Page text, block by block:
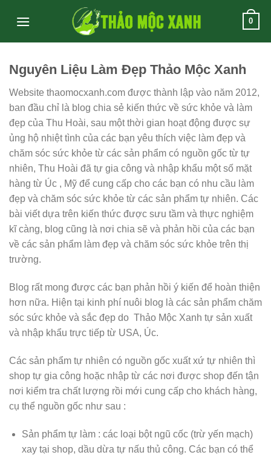
0
Nguyên Liệu Làm Đẹp Thảo Mộc Xanh
Website thaomocxanh.com được thành lập vào năm 2012,
ban đầu chỉ là blog chia sẻ kiến thức về sức khỏe và làm
đẹp của Thu Hoài, sau một thời gian hoạt động được sự
ủng hộ nhiệt tình của các bạn yêu thích việc làm đẹp và
chăm sóc sức khỏe từ các sản phẩm có nguồn gốc từ tự
nhiên, Thu Hoài đã tự gia công và nhập khẩu một số mặt
hàng từ Úc , Mỹ để cung cấp cho các bạn có nhu cầu làm
đẹp và chăm sóc sức khỏe từ các sản phẩm tự nhiên. Các
bài viết dựa trên kiến thức được sưu tầm và thực nghiệm
kĩ càng, blog cũng là nơi chia sẽ và phản hồi của các bạn
về các sản phẩm làm đẹp và chăm sóc sức khỏe trên thị
trường.
Blog rất mong được các bạn phản hồi ý kiến để hoàn thiện
hơn nữa. Hiện tại kinh phí nuôi blog là các sản phẩm chăm
sóc sức khỏe và sắc đẹp do Thảo Mộc Xanh tự sản xuất
và nhập khẩu trực tiếp từ USA, Úc.
Các sản phẩm tự nhiên có nguồn gốc xuất xứ tự nhiên thì
shop tự gia công hoặc nhập từ các nơi được shop đến tận
nơi kiểm tra chất lượng rồi mới cung cấp cho khách hàng,
cụ thể nguồn gốc như sau :
Sản phẩm tự làm : các loại bột ngũ cốc (trừ yến mạch)
xay tại shop, dầu dừa tự nấu thủ công. Các bạn có thể